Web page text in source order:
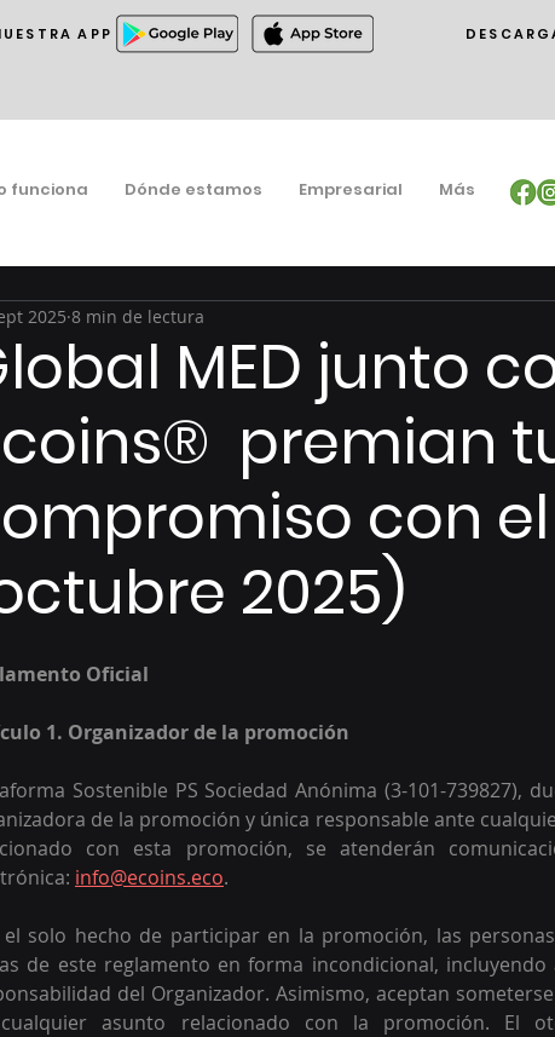
APP
funciona Dónde estamos Empresarial Más
MED junto
premian
con
2025)
2025 8 min de lectura
Oficial
1. Organizador de la promoción
Sostenible PS Sociedad Anónima (3-101-739827),
de la promoción y única responsable ante
con esta promoción, se atenderán
info@ecoins.eco.
solo hecho de participar en la promoción, las
de este reglamento en forma incondicional,
del Organizador. Asimismo, aceptan
asunto relacionado con la promoción. El